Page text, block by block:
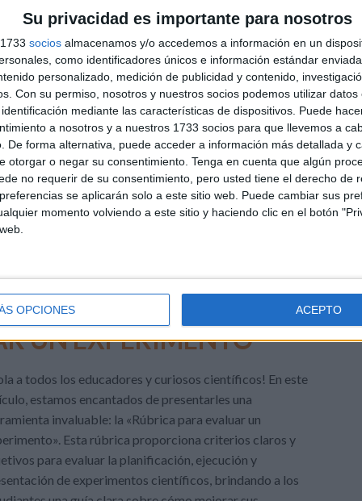
Su privacidad es importante para nosotros
socios almacenamos y/o accedemos a información en un
como identificadores únicos e información estándar
personalizado, medición de publicidad y contenido,
Con su permiso, nosotros y nuestros socios podemos utilizar datos
mediante las características de dispositivos. Puede
a nosotros y a nuestros 1733 socios para que llevemos a
De forma alternativa, puede acceder a información más detallada y
otorgar o negar su consentimiento. Tenga en cuenta que algún
no requerir de su consentimiento, pero usted tiene el derecho de
se aplicarán solo a este sitio web. Puede cambiar sus
momento volviendo a este sitio y haciendo clic en el botón
OPCIONES ACEPTO
a que los niños vean las matemáticas como algo
y no solo como una asignatura escolar. Esta actitud
puede incrementar su interés y motivación para
más. Además, los juegos proporcionan una manera
de aplicar conceptos matemáticos en situaciones de
real, mejorando […]
Primer Ciclo, Segundo Ciclo
Tercer Ciclo
,cálculo,Categorías,Cifras,COMPETENCIA,
,Dígitos,diversión, División,educativo,estrategia,
,lógica ,lúdico,matemáticas , memoria,multiplicación,Niveles ,
,Puntos
DEJA UN COMENTARIO
UN EXPERIMENTO
a todos los educadores y curiosos científicos! En este
estamos encantados de presentarles una
invaluable: la «Rúbrica para evaluar un
Esta rúbrica proporciona criterios claros y
para evaluar la planificación, ejecución y
de experimentos científicos, brindando a los